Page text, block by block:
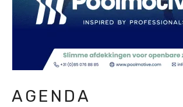
AGENDA